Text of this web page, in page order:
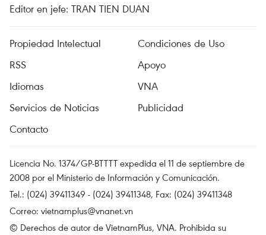
Editor en jefe: TRAN TIEN DUAN
Propiedad Intelectual
Condiciones de Uso
RSS
Apoyo
Idiomas
VNA
Servicios de Noticias
Publicidad
Contacto
Licencia No. 1374/GP-BTTTT expedida el 11 de septiembre de
2008 por el Ministerio de Información y Comunicación.
Tel.: (024) 39411349 - (024) 39411348, Fax: (024) 39411348
Correo: vietnamplus@vnanet.vn
© Derechos de autor de VietnamPlus, VNA. Prohibida su